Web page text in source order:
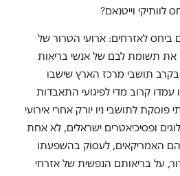
לוותיקי וייטנאם?
ביחס לאזרחים: ארועי הטרור של
את תשומת לבם של אנשי בריאות
תושבי מרכז הארץ שישבו
עמדו קרוב מדי לפיגועי התאבדות
פוסקת לתושבי ניו יורק אחרי אירועי
ופסיכיאטרים ישראלים, לא אחת
האמריקאים, לעסוק בהשפעתו
על בריאותם הנפשית של אזרחי